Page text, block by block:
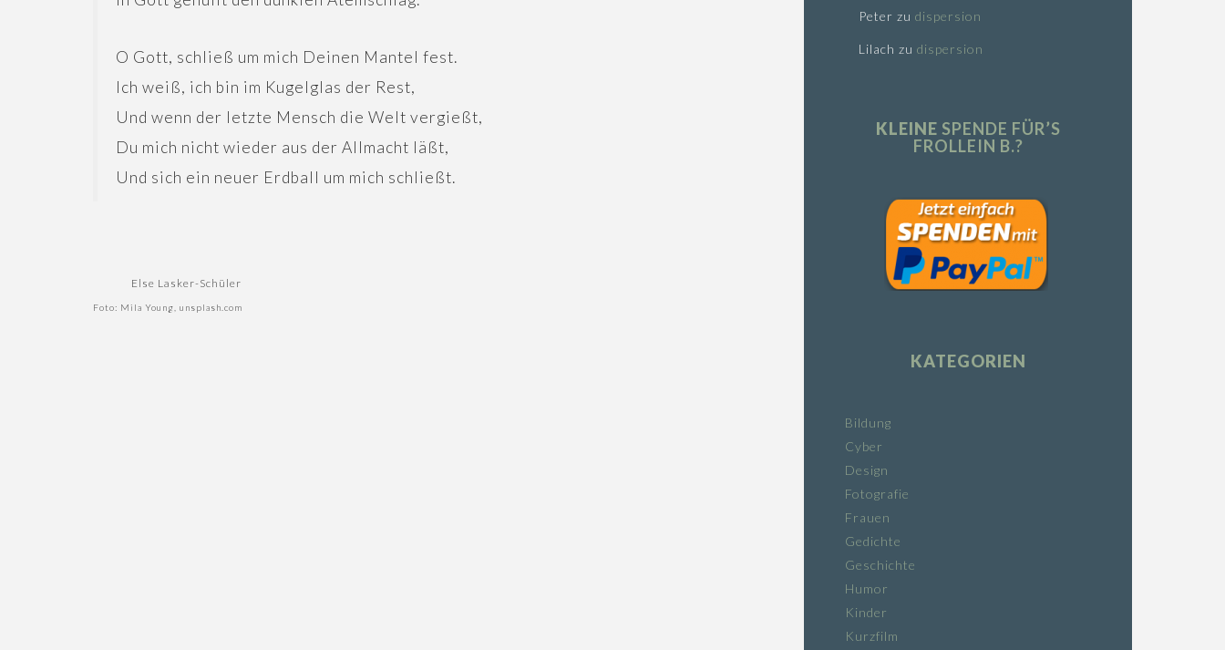
O Gott, schließ um mich Deinen Mantel fest.
Ich weiß, ich bin im Kugelglas der Rest,
Und wenn der letzte Mensch die Welt vergießt,
Du mich nicht wieder aus der Allmacht läßt,
Und sich ein neuer Erdball um mich schließt.
Else Lasker-Schüler
Foto: Mila Young, unsplash.com
Peter zu dispersion
Lilach zu dispersion
KLEINE SPENDE FÜR’S
FROLLEIN B.?
KATEGORIEN
Bildung
Cyber
Design
Fotografie
Frauen
Gedichte
Geschichte
Humor
Kinder
Kurzfilm